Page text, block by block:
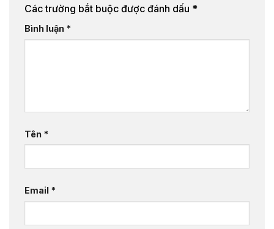
Các trường bắt buộc được đánh dấu *
Bình luận *
Tên *
Email *